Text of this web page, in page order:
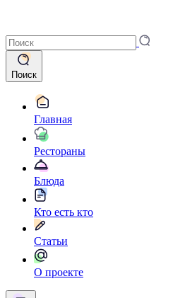
Поиск
Главная
Рестораны
Блюда
Кто есть кто
Статьи
О проекте